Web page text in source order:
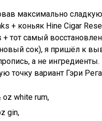
максимально
+ коньяк Hine Cigar
+ тот самый
сок), я пришёл к
а не
точку вариант Гэри
oz white rum,
gin,